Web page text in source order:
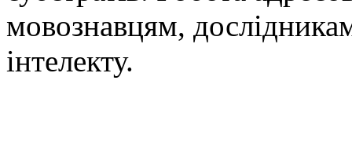
мовознавцям,
інтелекту.